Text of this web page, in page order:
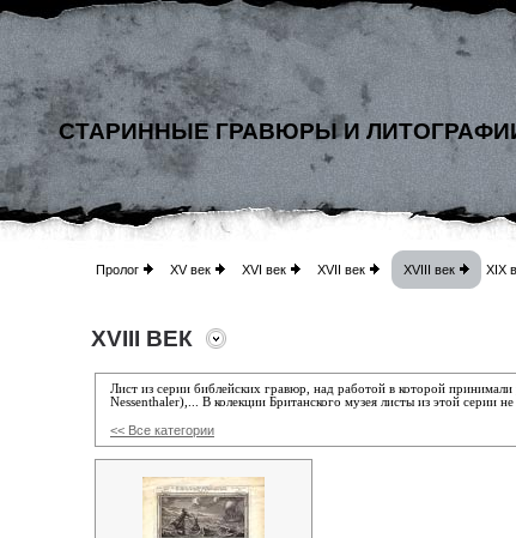
СТАРИННЫЕ ГРАВЮРЫ И
Пролог XV век XVI век XVII век XVIII век XIX
XVIII ВЕК
Лист из серии библейских гравюр , над работой в которой принимали
Nessenthaler),... В колекции Британского музея листы из этой серии
<< Все категории